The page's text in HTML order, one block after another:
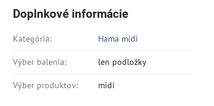
Doplnkové informácie
Kategória: Hama midi
Výber balenia: len podložky
Výber produktov: midi